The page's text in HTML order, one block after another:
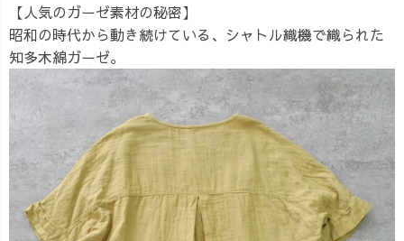
【人気のガーゼ素材の秘密】
昭和の時代から動き続けている、シャトル織機で織られた
知多木綿ガーゼ。